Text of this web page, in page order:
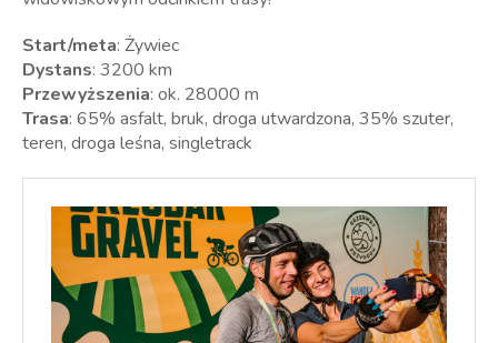
Start/meta: Żywiec
Dystans: 3200 km
Przewyższenia: ok. 28000 m
Trasa: 65% asfalt, bruk, droga utwardzona, 35% szuter,
teren, droga leśna, singletrack